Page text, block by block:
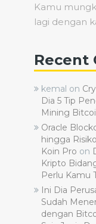
Kamu
lagi dengan
Recent
kemal on
Dia 5 Tip
Mining
Oracle
hingga
Koin Pro on
Kripto
Perlu Kamu
Ini Dia
Sudah
dengan